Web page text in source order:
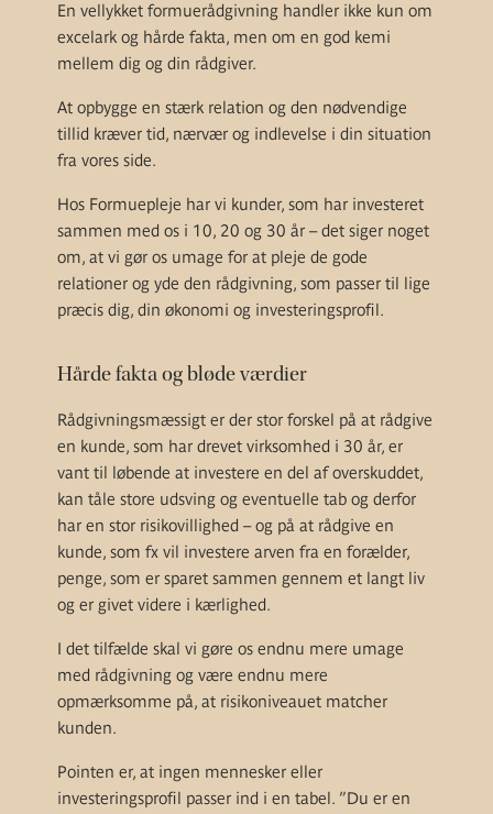
En vellykket formuerådgivning handler ikke kun om
excelark og hårde fakta, men om en god kemi
mellem dig og din rådgiver.
At opbygge en stærk relation og den nødvendige
tillid kræver tid, nærvær og indlevelse i din situation
fra vores side.
Hos Formuepleje har vi kunder, som har investeret
sammen med os i 10, 20 og 30 år – det siger noget
om, at vi gør os umage for at pleje de gode
relationer og yde den rådgivning, som passer til lige
præcis dig, din økonomi og investeringsprofil.
Hårde fakta og bløde værdier
Rådgivningsmæssigt er der stor forskel på at rådgive
en kunde, som har drevet virksomhed i 30 år, er
vant til løbende at investere en del af overskuddet,
kan tåle store udsving og eventuelle tab og derfor
har en stor risikovillighed – og på at rådgive en
kunde, som fx vil investere arven fra en forælder,
penge, som er sparet sammen gennem et langt liv
og er givet videre i kærlighed.
I det tilfælde skal vi gøre os endnu mere umage
med rådgivning og være endnu mere
opmærksomme på, at risikoniveauet matcher
kunden.
Pointen er, at ingen mennesker eller
investeringsprofil passer ind i en tabel. ”Du er en